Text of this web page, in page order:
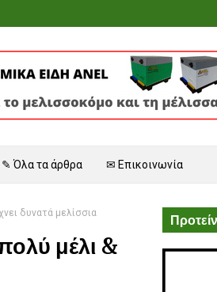
✎ Όλα τα άρθρα ✉ Επικοινωνία
δυνατά μελίσσια
μέλι &